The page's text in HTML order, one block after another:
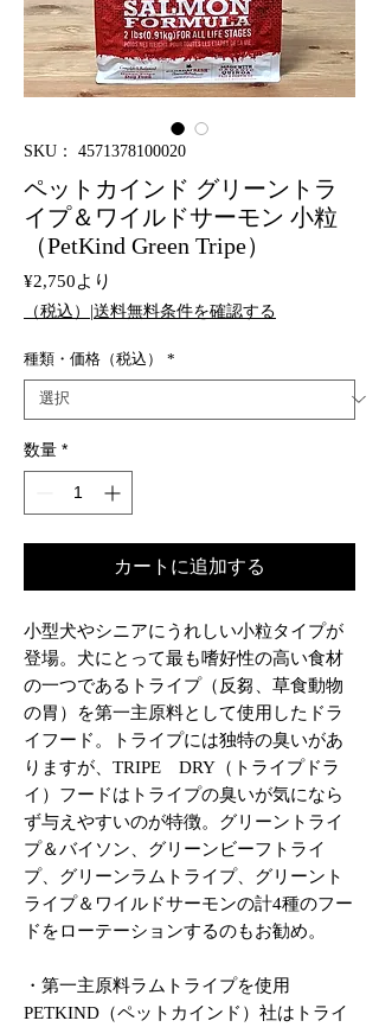
SKU： 4571378100020
ペットカインド グリーントラ
イプ＆ワイルドサーモン 小粒
（PetKind Green Tripe）
¥2,750より
ー
ル
格
（税込）|送料無料条件を確認する
種類・価格（税込） *
数量 *
カートに追加する
小型犬やシニアにうれしい小粒タイプが
登場。犬にとって最も嗜好性の高い食材
の一つであるトライプ（反芻、草食動物
の胃）を第一主原料として使用したドラ
イフード。トライプには独特の臭いがあ
りますが、TRIPE DRY（トライプドラ
イ）フードはトライプの臭いが気になら
ず与えやすいのが特徴。グリーントライ
プ＆バイソン、グリーンビーフトライ
プ、グリーンラムトライプ、グリーント
ライプ＆ワイルドサーモンの計4種のフー
ドをローテーションするのもお勧め。
・第一主原料ラムトライプを使用
PETKIND（ペットカインド）社はトライ